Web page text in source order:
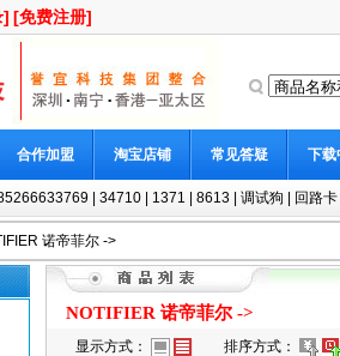
] [免费注册]
合作加盟 淘宝店铺 常见答疑 下载
34710 1371 8613 调试狗 回路卡
诺帝菲尔 ->
NOTIFIER 诺帝菲尔 ->
显示方式： 排序方式：